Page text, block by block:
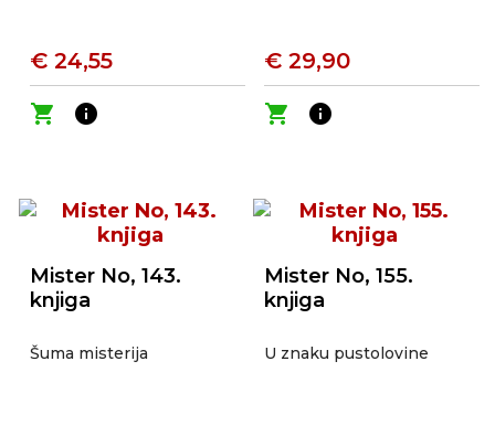
€ 24,55
shopping_cart
info
€ 29,90
shopping_cart
info
Mister No, 143.
knjiga
Šuma misterija
Mister No, 155.
knjiga
U znaku pustolovine